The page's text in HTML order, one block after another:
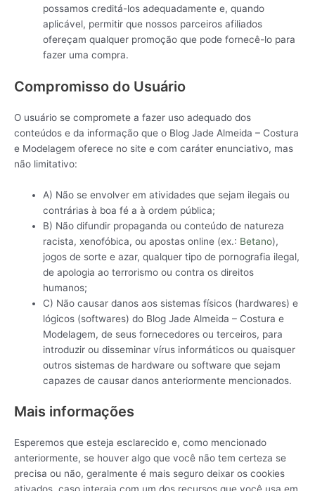
possamos creditá-los adequadamente e, quando
aplicável, permitir que nossos parceiros afiliados
ofereçam qualquer promoção que pode fornecê-lo para
fazer uma compra.
Compromisso do Usuário
O usuário se compromete a fazer uso adequado dos
conteúdos e da informação que o Blog Jade Almeida – Costura
e Modelagem oferece no site e com caráter enunciativo, mas
não limitativo:
A) Não se envolver em atividades que sejam ilegais ou
contrárias à boa fé a à ordem pública;
B) Não difundir propaganda ou conteúdo de natureza
racista, xenofóbica, ou apostas online (ex.: Betano),
jogos de sorte e azar, qualquer tipo de pornografia ilegal,
de apologia ao terrorismo ou contra os direitos
humanos;
C) Não causar danos aos sistemas físicos (hardwares) e
lógicos (softwares) do Blog Jade Almeida – Costura e
Modelagem, de seus fornecedores ou terceiros, para
introduzir ou disseminar vírus informáticos ou quaisquer
outros sistemas de hardware ou software que sejam
capazes de causar danos anteriormente mencionados.
Mais informações
Esperemos que esteja esclarecido e, como mencionado
anteriormente, se houver algo que você não tem certeza se
precisa ou não, geralmente é mais seguro deixar os cookies